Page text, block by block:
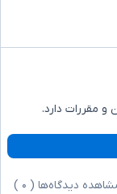
و مقررات دارد.
دیدگاه‌ها ( ۰